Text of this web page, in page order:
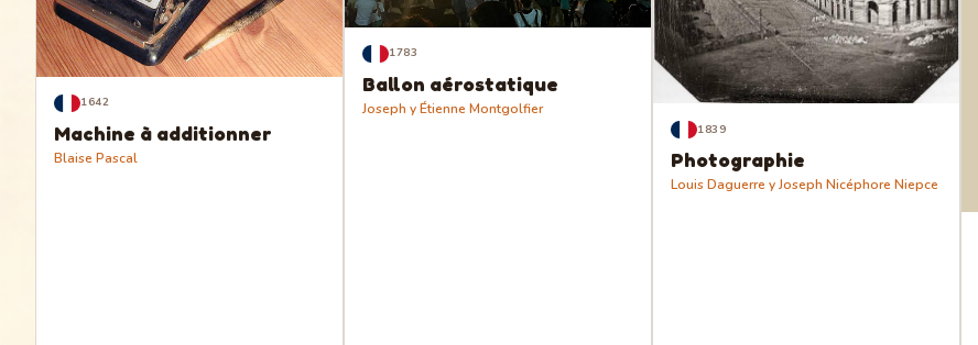
1642
Machine à additionner
Blaise Pascal
1783
Ballon aérostatique
Joseph y Étienne Montgolfier
1839
Photographie
Louis Daguerre y Joseph Nicéphore Niepce